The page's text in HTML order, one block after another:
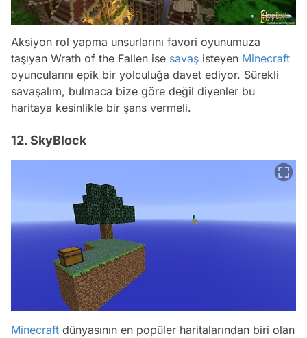
Aksiyon rol yapma unsurlarını favori oyunumuza
taşıyan Wrath of the Fallen ise savaş isteyen Minecraft
oyuncularını epik bir yolculuğa davet ediyor. Sürekli
savaşalım, bulmaca bize göre değil diyenler bu
haritaya kesinlikle bir şans vermeli.
12. SkyBlock
Minecraft dünyasının en popüler haritalarından biri olan